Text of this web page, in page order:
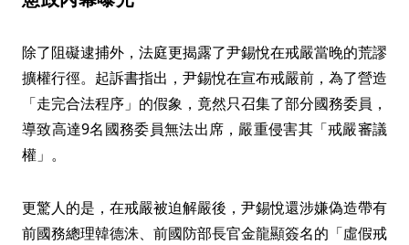
除了阻礙逮捕外，法庭更揭露了尹錫悅在戒嚴當晚的荒謬
擴權行徑。起訴書指出，尹錫悅在宣布戒嚴前，為了營造
「走完合法程序」的假象，竟然只召集了部分國務委員，
導致高達9名國務委員無法出席，嚴重侵害其「戒嚴審議
權」。
更驚人的是，在戒嚴被迫解嚴後，尹錫悅還涉嫌偽造帶有
前國務總理韓德洙、前國防部長官金龍顯簽名的「虛假戒